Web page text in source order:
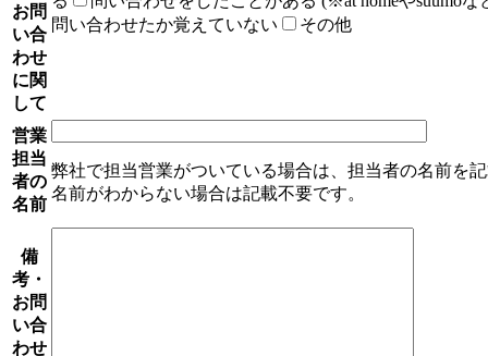
お問
い合
わせ
に関
して
問い合わせたか覚えていない
その他
営業
担当
者の
名前
弊社で担当営業がついている場合は、担当者の名前を
名前がわからない場合は記載不要です。
備
考・
お問
い合
わせ